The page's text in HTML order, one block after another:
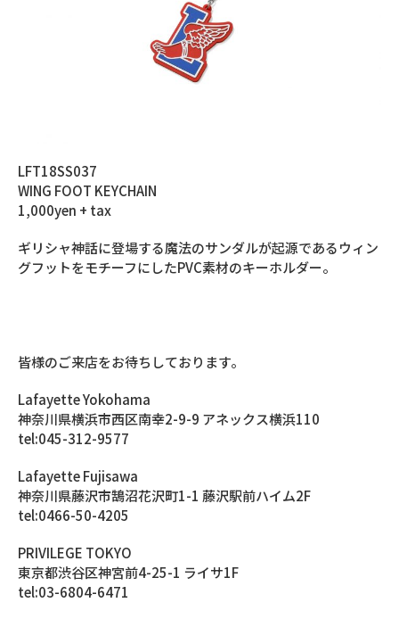
LFT18SS037
WING FOOT KEYCHAIN
1,000yen + tax
ギリシャ神話に登場する魔法のサンダルが起源であるウィン
グフットをモチーフにしたPVC素材のキーホルダー。
皆様のご来店をお待ちしております。
Lafayette Yokohama
神奈川県横浜市西区南幸2-9-9 アネックス横浜110
tel:045-312-9577
Lafayette Fujisawa
神奈川県藤沢市鵠沼花沢町1-1 藤沢駅前ハイム2F
tel:0466-50-4205
PRIVILEGE TOKYO
東京都渋谷区神宮前4-25-1 ライサ1F
tel:03-6804-6471